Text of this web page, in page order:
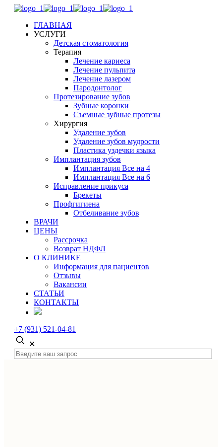
ГЛАВНАЯ
УСЛУГИ
Детская стоматология
Терапия
Лечение кариеса
Лечение пульпита
Лечение лазером
Пародонтолог
Протезирование зубов
Зубные коронки
Съемные зубные протезы
Хирургия
Удаление зубов
Удаление зубов мудрости
Пластика уздечки языка
Имплантация зубов
Имплантация Все на 4
Имплантация Все на 6
Исправление прикуса
Брекеты
Профгигиена
Отбеливание зубов
ВРАЧИ
ЦЕНЫ
Рассрочка
Возврат НДФЛ
О КЛИНИКЕ
Информация для пациентов
Отзывы
Вакансии
СТАТЬИ
КОНТАКТЫ
+7 (931) 521-04-81
✕